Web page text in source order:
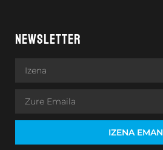
NEWSLETTER
IZENA EMAN